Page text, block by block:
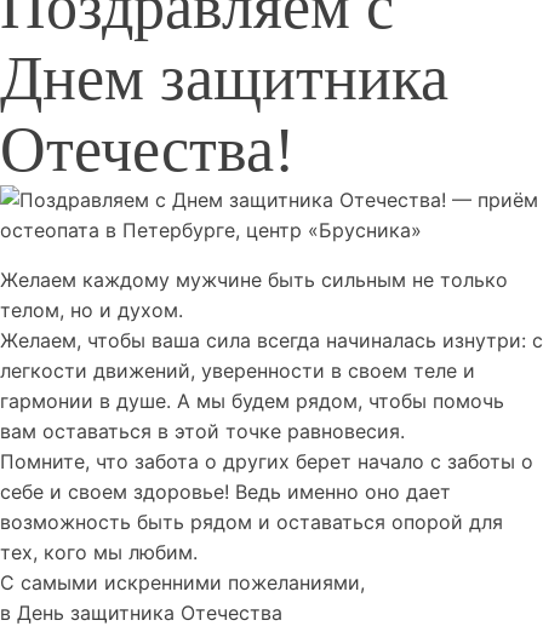
Днем защитника
Отечества!
Желаем каждому мужчине быть сильным не только
телом, но и духом.
Желаем, чтобы ваша сила всегда начиналась изнутри: с
легкости движений, уверенности в своем теле и
гармонии в душе. А мы будем рядом, чтобы помочь
вам оставаться в этой точке равновесия.
Помните, что забота о других берет начало с заботы о
себе и своем здоровье! Ведь именно оно дает
возможность быть рядом и оставаться опорой для
тех, кого мы любим.
С самыми искренними пожеланиями,
в День защитника Отечества